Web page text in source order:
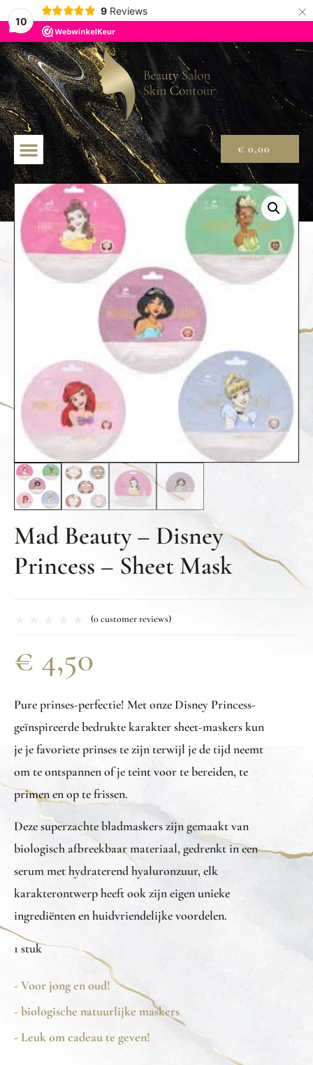
10
9 Reviews ×
€ 0,00
Mad Beauty – Disney
Princess – Sheet Mask
(0customer reviews)
€ 4,50
Pure prinses-perfectie! Met onze Disney Princess-
geïnspireerde bedrukte karakter sheet-maskers kun
je je favoriete prinses te zijn terwijl je de tijd neemt
om te ontspannen of je teint voor te bereiden, te
primen en op te frissen.
Deze superzachte bladmaskers zijn gemaakt van
biologisch afbreekbaar materiaal, gedrenkt in een
serum met hydraterend hyaluronzuur, elk
karakterontwerp heeft ook zijn eigen unieke
ingrediënten en huidvriendelijke voordelen.
1 stuk
- Voor jong en oud!
- biologische natuurlijke maskers
- Leuk om cadeau te geven!